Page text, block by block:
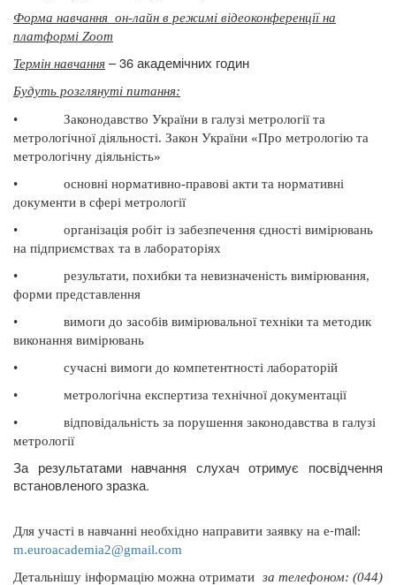
Форма навчання он-лайн в режимі відеоконференції на
платформі Zoom
Термін навчання – 36 академічних годин
Будуть розглянуті питання:
•
Законодавство України в галузі метрології та
метрологічної діяльності. Закон України «Про метрологію та
метрологічну діяльність»
•
основні нормативно-правові акти та нормативні
документи в сфері метрології
•
організація робіт із забезпечення єдності вимірювань
на підприємствах та в лабораторіях
•
результати, похибки та невизначеність вимірювання,
форми представлення
•
вимоги до засобів вимірювальної техніки та методик
виконання вимірювань
•
сучасні вимоги до компетентності лабораторій
•
метрологічна експертиза технічної документації
•
відповідальність за порушення законодавства в галузі
метрології
За результатами навчання слухач отримує посвідчення
встановленого зразка.
Для участі в навчанні необхідно направити заявку на e-mail:
m.euroacademia2@gmail.com
Детальнішу інформацію можна отримати за телефоном: (044)